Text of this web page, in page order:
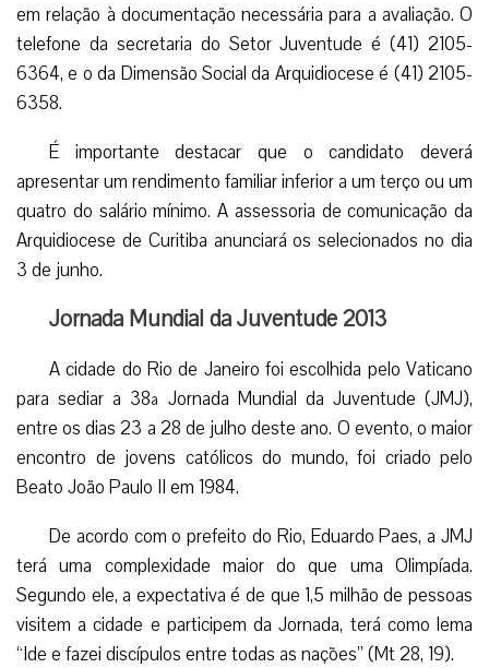
em relação à documentação necessária para a avaliação. O
telefone da secretaria do Setor Juventude é (41) 2105-
6364, e o da Dimensão Social da Arquidiocese é (41) 2105-
6358.
É importante destacar que o candidato deverá
apresentar um rendimento familiar inferior a um terço ou um
quatro do salário mínimo. A assessoria de comunicação da
Arquidiocese de Curitiba anunciará os selecionados no dia
3 de junho.
Jornada Mundial da Juventude 2013
A cidade do Rio de Janeiro foi escolhida pelo Vaticano
para sediar a 38ª Jornada Mundial da Juventude (JMJ),
entre os dias 23 a 28 de julho deste ano. O evento, o maior
encontro de jovens católicos do mundo, foi criado pelo
Beato João Paulo II em 1984.
De acordo com o prefeito do Rio, Eduardo Paes, a JMJ
terá uma complexidade maior do que uma Olimpíada.
Segundo ele, a expectativa é de que 1,5 milhão de pessoas
visitem a cidade e participem da Jornada, terá como lema
“Ide e fazei discípulos entre todas as nações” (Mt 28, 19).